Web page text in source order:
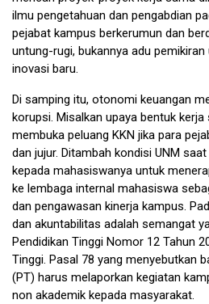
ilmu pengetahuan dan pengabdian
pejabat kampus berkerumun dan
untung-rugi, bukannya adu
inovasi baru.
Di samping itu, otonomi keuangan
korupsi. Misalkan upaya bentuk
membuka peluang KKN jika para
dan jujur. Ditambah kondisi UNM
kepada mahasiswanya untuk
ke lembaga internal mahasiswa
dan pengawasan kinerja kampus.
dan akuntabilitas adalah semangat
Pendidikan Tinggi Nomor 12 Tahun
Tinggi. Pasal 78 yang menyebutkan
(PT) harus melaporkan kegiatan
non akademik kepada masyarakat.